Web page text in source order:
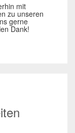
mit
zu unseren
gerne
Dank!